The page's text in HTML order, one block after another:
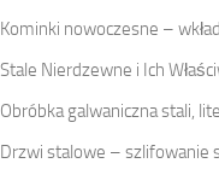
Kominki nowoczesne –
Stale Nierdzewne i Ich
Obróbka galwaniczna stali,
Drzwi stalowe – szlifowanie